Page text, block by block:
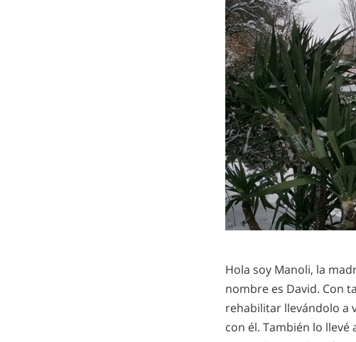
Hola soy Manoli, la
nombre es David. Con
rehabilitar llevándolo a
con él. También lo